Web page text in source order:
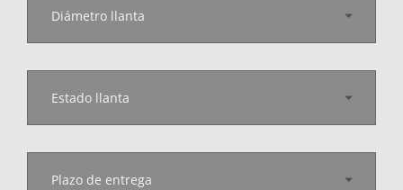
Diámetro llanta
Estado llanta
Plazo de entrega